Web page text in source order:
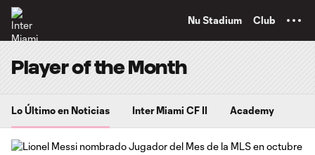
Nu Stadium Club
Player of the Month
Lo Último en Noticias Inter Miami CF II Academy